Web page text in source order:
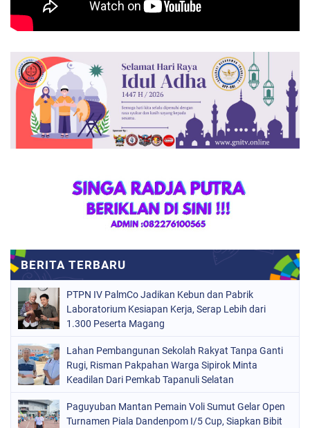
PTPN IV PalmCo Jadikan Kebun dan Pabrik
Laboratorium Kesiapan Kerja, Serap Lebih dari
1.300 Peserta Magang
Lahan Pembangunan Sekolah Rakyat Tanpa Ganti
Rugi, Risman Pakpahan Warga Sipirok Minta
Keadilan Dari Pemkab Tapanuli Selatan
Paguyuban Mantan Pemain Voli Sumut Gelar Open
Turnamen Piala Dandenpom I/5 Cup, Siapkan Bibit